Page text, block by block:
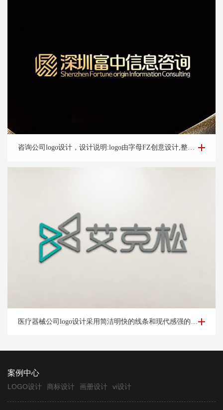
咨询公司logo设计-深圳富*咨询公司logo设计案例 咨询公司logo设计，设计说明:logo由字母FZ创意设计,整体方正大气,整体宛如图腾整体动态上扬,亮眼,体现好机会含义,整体设计简洁大气,易辨识让人过目不忘
医疗器械公司logo设计-杭州艾*松公司logo设计案例
案例中心
LOGO设计 商标设计 画册设计 vi设计